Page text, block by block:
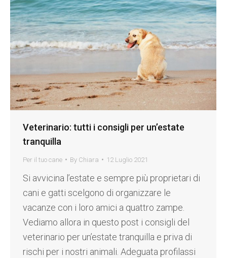
Veterinario: tutti i consigli per un’estate
tranquilla
Per il tuo cane By Chiara 12 Luglio 2021
Si avvicina l’estate e sempre più proprietari di
cani e gatti scelgono di organizzare le
vacanze con i loro amici a quattro zampe.
Vediamo allora in questo post i consigli del
veterinario per un’estate tranquilla e priva di
rischi per i nostri animali. Adeguata profilassi